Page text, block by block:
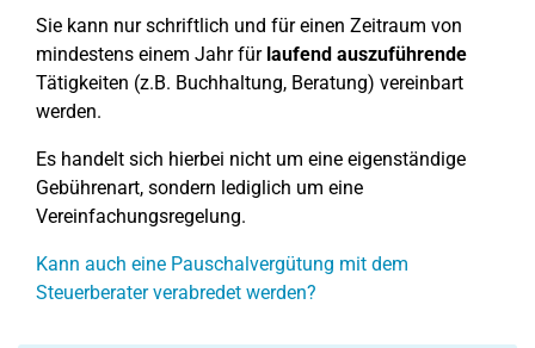
Sie kann nur schriftlich und für einen Zeitraum von
mindestens einem Jahr für laufend auszuführende
Tätigkeiten (z.B. Buchhaltung, Beratung) vereinbart
werden.
Es handelt sich hierbei nicht um eine eigenständige
Gebührenart, sondern lediglich um eine
Vereinfachungsregelung.
Kann auch eine Pauschalvergütung mit dem
Steuerberater verabredet werden?